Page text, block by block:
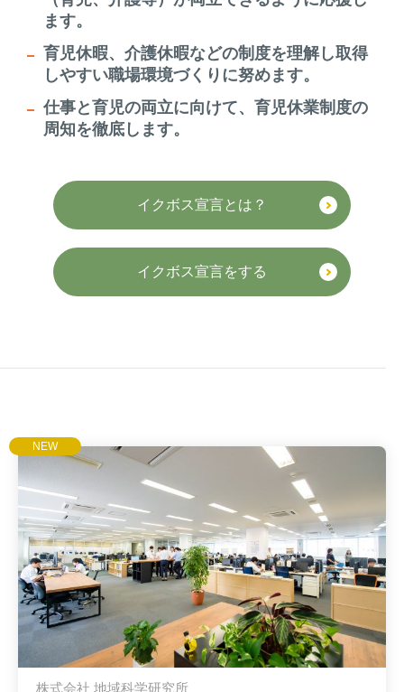
ます。
育児休暇、介護休暇などの制度を理解し取得
しやすい職場環境づくりに努めます。
仕事と育児の両立に向けて、育児休業制度の
周知を徹底します。
イクボス宣言とは？
イクボス宣言をする
NEW
株式会社 地域科学研究所